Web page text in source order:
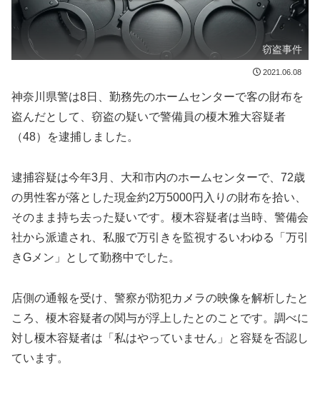
窃盗事件
2021.06.08
神奈川県警は8日、勤務先のホームセンターで客の財布を
盗んだとして、窃盗の疑いで警備員の榎木雅大容疑者
（48）を逮捕しました。
逮捕容疑は今年3月、大和市内のホームセンターで、72歳
の男性客が落とした現金約2万5000円入りの財布を拾い、
そのまま持ち去った疑いです。榎木容疑者は当時、警備会
社から派遣され、私服で万引きを監視するいわゆる「万引
きGメン」として勤務中でした。
店側の通報を受け、警察が防犯カメラの映像を解析したと
ころ、榎木容疑者の関与が浮上したとのことです。調べに
対し榎木容疑者は「私はやっていません」と容疑を否認し
ています。